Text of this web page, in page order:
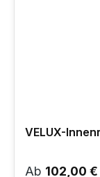
VELUX-
Regulärer
Ab 102,00 €